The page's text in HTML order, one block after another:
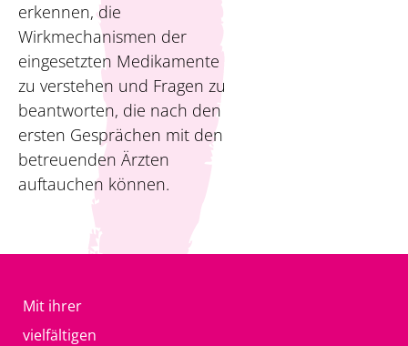
erkennen, die
Wirkmechanismen der
eingesetzten Medikamente
zu verstehen und Fragen zu
beantworten, die nach den
ersten Gesprächen mit den
betreuenden Ärzten
auftauchen können.
Mit ihrer
vielfältigen